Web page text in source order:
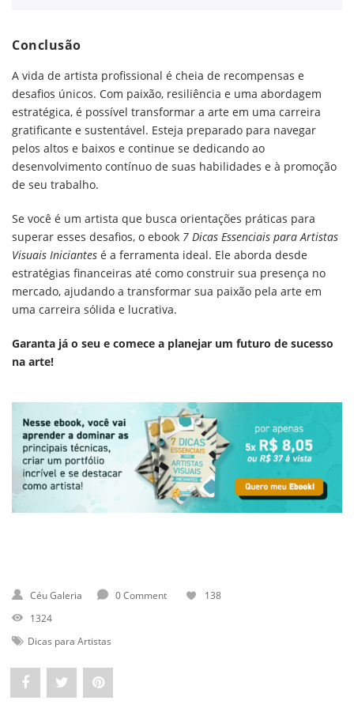
Conclusão
A vida de artista profissional é cheia de recompensas e
desafios únicos. Com paixão, resiliência e uma abordagem
estratégica, é possível transformar a arte em uma carreira
gratificante e sustentável. Esteja preparado para navegar
pelos altos e baixos e continue se dedicando ao
desenvolvimento contínuo de suas habilidades e à promoção
de seu trabalho.
Se você é um artista que busca orientações práticas para
superar esses desafios, o ebook 7 Dicas Essenciais para Artistas
Visuais Iniciantes é a ferramenta ideal. Ele aborda desde
estratégias financeiras até como construir sua presença no
mercado, ajudando a transformar sua paixão pela arte em
uma carreira sólida e lucrativa.
Garanta já o seu e comece a planejar um futuro de sucesso
na arte!
Céu Galeria 0 Comment
138
1324
Dicas para Artistas
Share Post Pin